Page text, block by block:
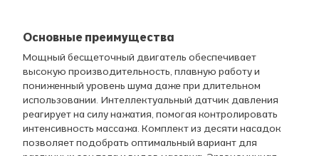
Основные преимущества
Мощный бесщеточный двигатель обеспечивает
высокую производительность, плавную работу и
пониженный уровень шума даже при длительном
использовании. Интеллектуальный датчик давления
реагирует на силу нажатия, помогая контролировать
интенсивность массажа. Комплект из десяти насадок
позволяет подобрать оптимальный вариант для